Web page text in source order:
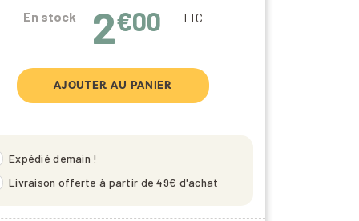
En stock 2€00 TTC
AJOUTER AU PANIER
Expédié demain !
Livraison offerte à partir de 49€ d'achat